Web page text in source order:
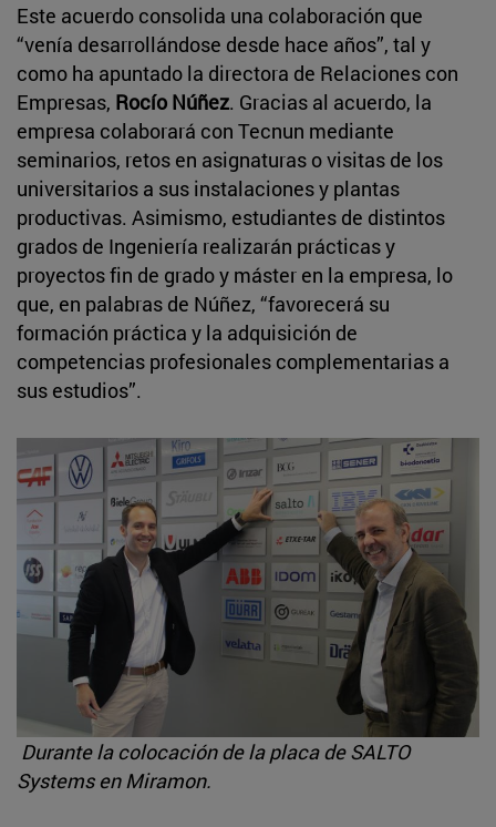
Este acuerdo consolida una colaboración que
“venía desarrollándose desde hace años”, tal y
como ha apuntado la directora de Relaciones con
Empresas, Rocío Núñez. Gracias al acuerdo, la
empresa colaborará con Tecnun mediante
seminarios, retos en asignaturas o visitas de los
universitarios a sus instalaciones y plantas
productivas. Asimismo, estudiantes de distintos
grados de Ingeniería realizarán prácticas y
proyectos fin de grado y máster en la empresa, lo
que, en palabras de Núñez, “favorecerá su
formación práctica y la adquisición de
competencias profesionales complementarias a
sus estudios”.
Durante la colocación de la placa de SALTO
Systems en Miramon.